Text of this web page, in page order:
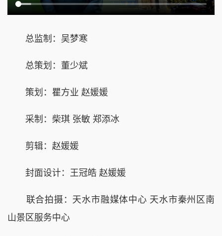
总监制：吴梦寒
总策划：董少斌
策划：瞿方业 赵媛媛
采制：柴琪 张敏 郑添冰
剪辑：赵媛媛
封面设计：王冠皓 赵媛媛
联合拍摄：天水市融媒体中心 天水市秦州区南
山景区服务中心